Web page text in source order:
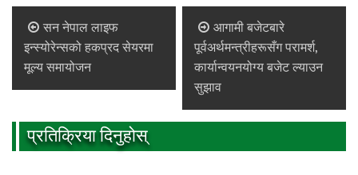
सन नेपाल लाइफ
इन्स्योरेन्सको हकप्रद सेयरमा
मूल्य समायोजन
आगामी बजेटबारे
पूर्वअर्थमन्त्रीहरूसँग परामर्श,
कार्यान्वयनयोग्य बजेट ल्याउन
सुझाव
प्रतिक्रिया दिनुहोस्